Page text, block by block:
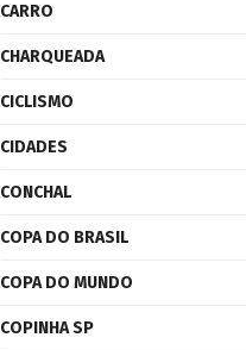
CARRO
CHARQUEADA
CICLISMO
CIDADES
CONCHAL
COPA DO BRASIL
COPA DO MUNDO
COPINHA SP